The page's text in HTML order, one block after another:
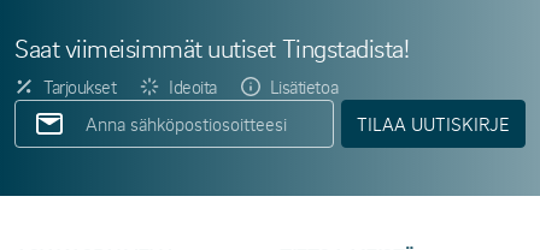
Saat viimeisimmät uutiset Tingstadista!
Tarjoukset Ideoita
Lisätietoa
TILAA UUTISKIRJE